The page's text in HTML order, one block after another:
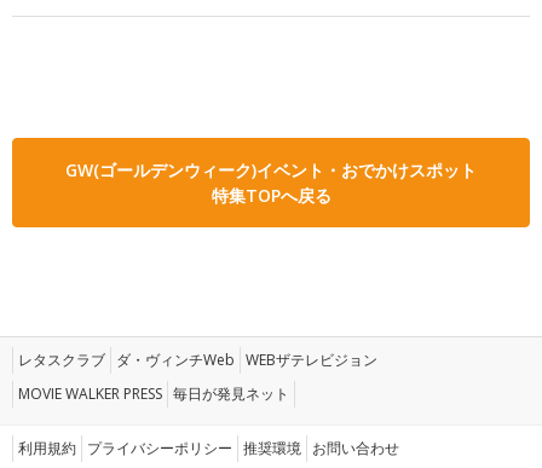
GW(ゴールデンウィーク)イベント・おでかけスポット
特集TOPへ戻る
レタスクラブ ダ・ヴィンチWeb WEBザテレビジョン
MOVIE WALKER PRESS 毎日が発見ネット
利用規約 プライバシーポリシー 推奨環境 お問い合わせ